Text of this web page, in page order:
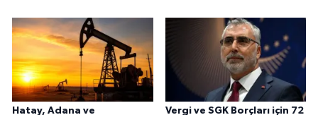
Hatay, Adana ve
Vergi ve SGK Borçları için 72